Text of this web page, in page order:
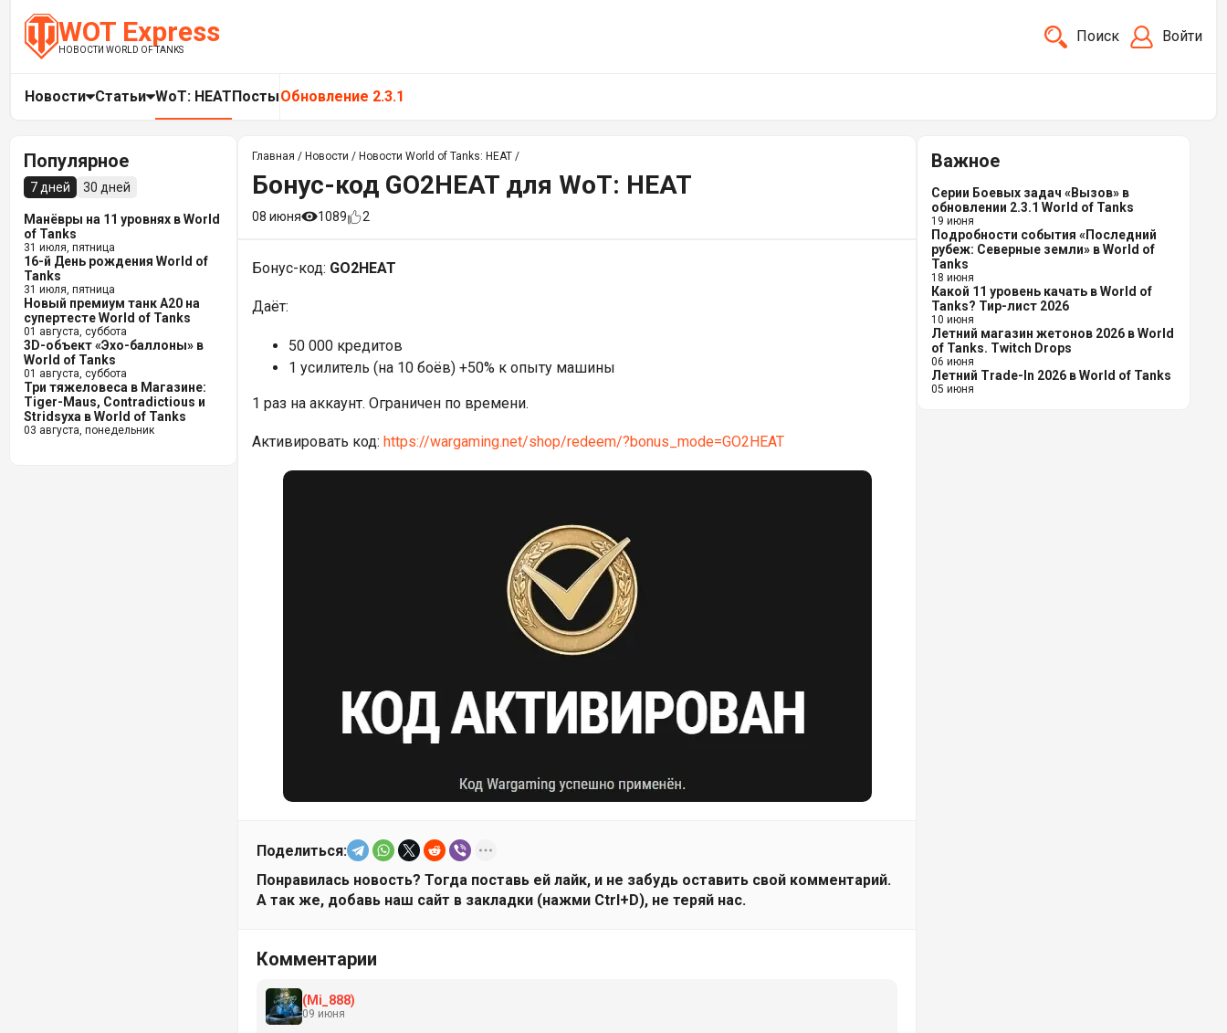
WOT Express
НОВОСТИ WORLD OF TANKS
Поиск Войти
Новости Статьи WoT: HEATПостыОбновление 2.3.1
Популярное
7 дней 30 дней
Манёвры на 11 уровнях в World
of Tanks
31 июля, пятница
16-й День рождения World of
Tanks
31 июля, пятница
Новый премиум танк A20 на
супертесте World of Tanks
01 августа, суббота
3D-объект «Эхо-баллоны» в
World of Tanks
01 августа, суббота
Три тяжеловеса в Магазине:
Tiger-Maus, Contradictious и
Stridsyxa в World of Tanks
03 августа, понедельник
Главная / Новости / Новости World of Tanks: HEAT /
Бонус-код GO2HEAT для WoT: HEAT
08 июня 1089 2
Бонус-код: GO2HEAT
Даёт:
50 000 кредитов
1 усилитель (на 10 боёв) +50% к опыту машины
1 раз на аккаунт. Ограничен по времени.
Активировать код: https://wargaming.net/shop/redeem/?bonus_mode=GO2HEAT
Поделиться:
Понравилась новость? Тогда поставь ей лайк, и не забудь оставить свой комментарий.
А так же, добавь наш сайт в закладки (нажми Ctrl+D), не теряй нас.
Комментарии
(Mi_888)
09 июня
Важное
Серии Боевых задач «Вызов» в
обновлении 2.3.1 World of Tanks
19 июня
Подробности события «Последний
рубеж: Северные земли» в World of
Tanks
18 июня
Какой 11 уровень качать в World of
Tanks? Тир-лист 2026
10 июня
Летний магазин жетонов 2026 в World
of Tanks. Twitch Drops
06 июня
Летний Trade-In 2026 в World of Tanks
05 июня